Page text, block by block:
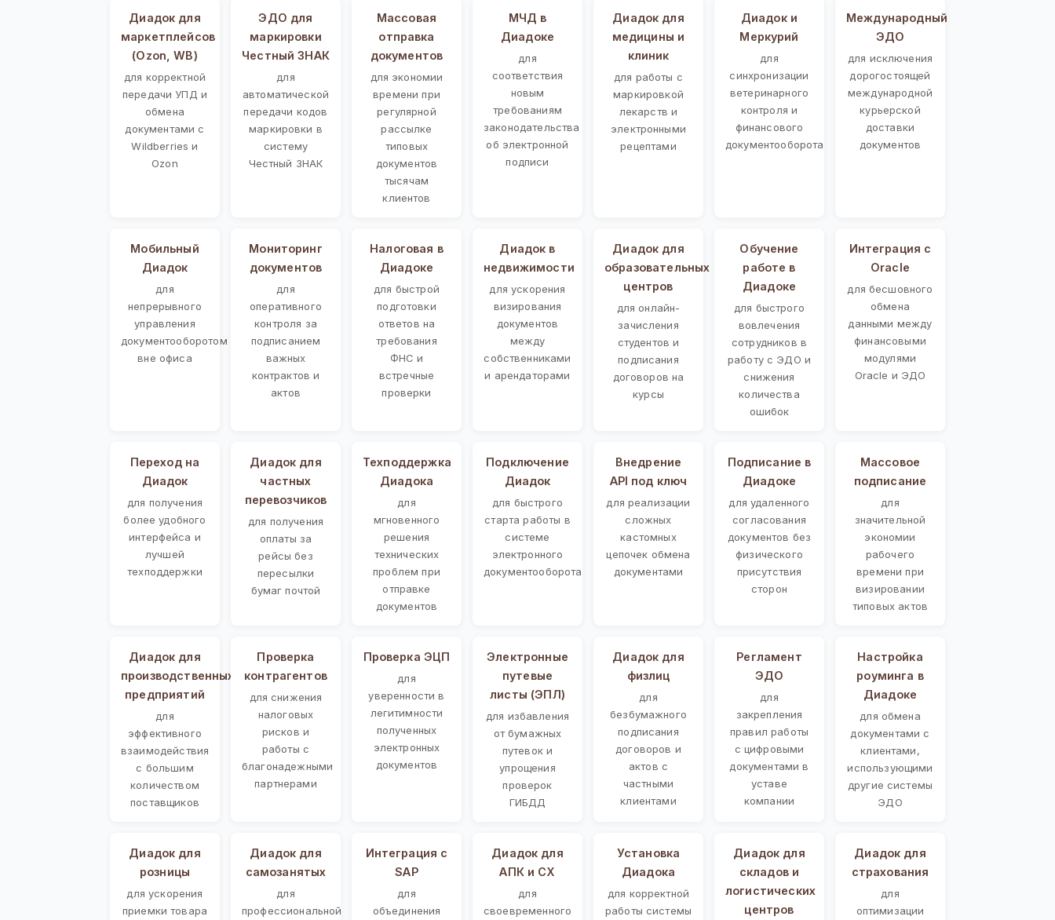
Диадок для
маркетплейсов
(Ozon, WB)
для корректной
передачи УПД и
обмена
документами с
Wildberries и
Ozon
ЭДО для
маркировки
Честный ЗНАК
для
автоматической
передачи кодов
маркировки в
систему
Честный ЗНАК
Массовая
отправка
документов
для экономии
времени при
регулярной
рассылке
типовых
документов
тысячам
клиентов
МЧД в
Диадоке
для
соответствия
новым
требованиям
законодательства
об электронной
подписи
Диадок для
медицины и
клиник
для работы с
маркировкой
лекарств и
электронными
рецептами
Диадок и
Меркурий
для
синхронизации
ветеринарного
контроля и
финансового
документооборота
Международный
ЭДО
для исключения
дорогостоящей
международной
курьерской
доставки
документов
Мобильный
Диадок
для
непрерывного
управления
документооборотом
вне офиса
Мониторинг
документов
для
оперативного
контроля за
подписанием
важных
контрактов и
актов
Налоговая в
Диадоке
для быстрой
подготовки
ответов на
требования
ФНС и
встречные
проверки
Диадок в
недвижимости
для ускорения
визирования
документов
между
собственниками
и арендаторами
Диадок для
образовательных
центров
для онлайн-
зачисления
студентов и
подписания
договоров на
курсы
Обучение
работе в
Диадоке
для быстрого
вовлечения
сотрудников в
работу с ЭДО и
снижения
количества
ошибок
Интеграция с
Oracle
для бесшовного
обмена
данными между
финансовыми
модулями
Oracle и ЭДО
Переход на
Диадок
для получения
более удобного
интерфейса и
лучшей
техподдержки
Диадок для
частных
перевозчиков
для получения
оплаты за
рейсы без
пересылки
бумаг почтой
Техподдержка
Диадока
для
мгновенного
решения
технических
проблем при
отправке
документов
Подключение
Диадок
для быстрого
старта работы в
системе
электронного
документооборота
Внедрение
API под ключ
для реализации
сложных
кастомных
цепочек обмена
документами
Подписание в
Диадоке
для удаленного
согласования
документов без
физического
присутствия
сторон
Массовое
подписание
для
значительной
экономии
рабочего
времени при
визировании
типовых актов
Диадок для
производственных
предприятий
для
эффективного
взаимодействия
с большим
количеством
поставщиков
Проверка
контрагентов
для снижения
налоговых
рисков и
работы с
благонадежными
партнерами
Проверка ЭЦП
для
уверенности в
легитимности
полученных
электронных
документов
Электронные
путевые
листы (ЭПЛ)
для избавления
от бумажных
путевок и
упрощения
проверок
ГИБДД
Диадок для
физлиц
для
безбумажного
подписания
договоров и
актов с
частными
клиентами
Регламент
ЭДО
для
закрепления
правил работы
с цифровыми
документами в
уставе
компании
Настройка
роуминга в
Диадоке
для обмена
документами с
клиентами,
использующими
другие системы
ЭДО
Диадок для
розницы
для ускорения
приемки товара
Диадок для
самозанятых
для
профессиональной
Интеграция с
SAP
для
объединения
Диадок для
АПК и СХ
для
своевременного
Установка
Диадока
для корректной
работы системы
Диадок для
складов и
логистических
центров
Диадок для
страхования
для
оптимизации